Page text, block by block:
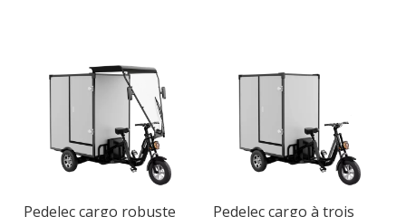
Pedelec cargo robuste
Pedelec cargo à trois